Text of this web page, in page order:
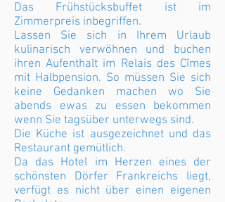
Das Frühstücksbuffet ist im
Zimmerpreis inbegriffen.
Lassen Sie sich in Ihrem Urlaub
kulinarisch verwöhnen und buchen
ihren Aufenthalt im Relais des Cîmes
mit Halbpension. So müssen Sie sich
keine Gedanken machen wo Sie
abends ewas zu essen bekommen
wenn Sie tagsüber unterwegs sind.
Die Küche ist ausgezeichnet und das
Restaurant gemütlich.
Da das Hotel im Herzen eines der
schönsten Dörfer Frankreichs liegt,
verfügt es nicht über einen eigenen